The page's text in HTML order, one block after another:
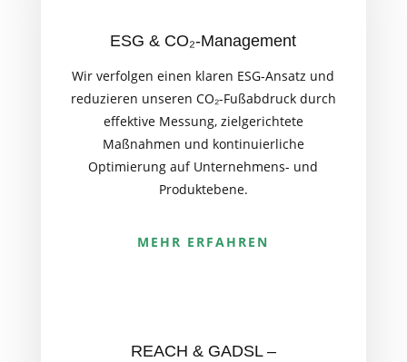
ESG & CO₂-Management
Wir verfolgen einen klaren ESG-Ansatz und
reduzieren unseren CO₂-Fußabdruck durch
effektive Messung, zielgerichtete
Maßnahmen und kontinuierliche
Optimierung auf Unternehmens- und
Produktebene.
MEHR ERFAHREN
REACH & GADSL –